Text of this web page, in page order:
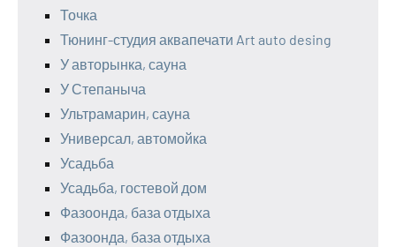
Точка
Тюнинг-студия аквапечати Art auto desing
У авторынка, сауна
У Степаныча
Ультрамарин, сауна
Универсал, автомойка
Усадьба
Усадьба, гостевой дом
Фазоонда, база отдыха
Фазоонда, база отдыха